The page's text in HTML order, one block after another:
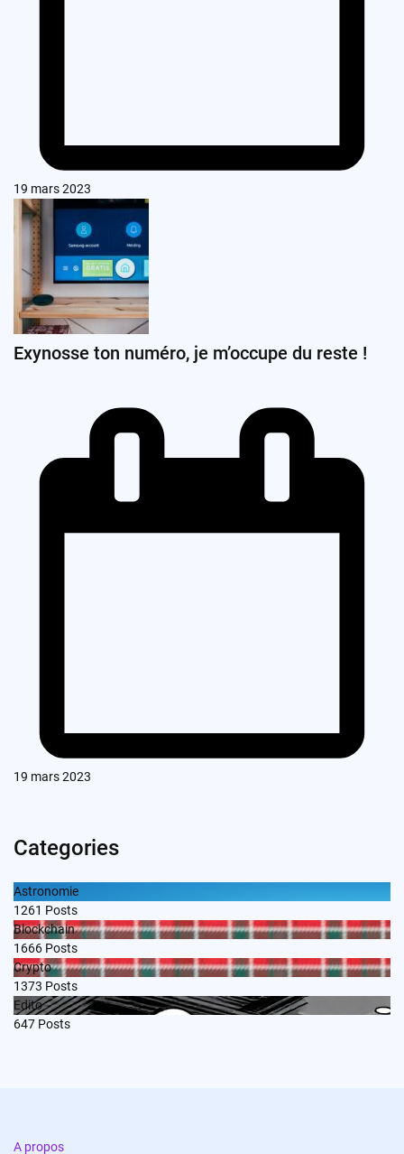
19 mars 2023
Exynosse ton numéro, je m’occupe du reste !
19 mars 2023
Categories
Astronomie
1261 Posts
Blockchain
1666 Posts
Crypto
1373 Posts
Edito
647 Posts
A propos